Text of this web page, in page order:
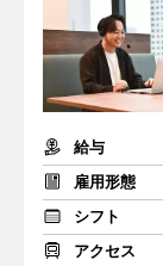
給与
雇用形態
シフト
アクセス